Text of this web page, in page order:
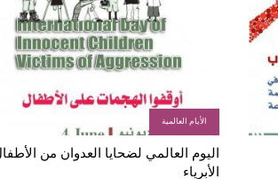
الأيام العالمية
اليوم العالمي لضحايا العدوان من
الأبرياء